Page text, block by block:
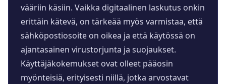
vääriin käsiin. Vaikka digitaalinen laskutus onkin
erittäin kätevä, on tärkeää myös varmistaa, että
sähköpostiosoite on oikea ja että käytössä on
ajantasainen virustorjunta ja suojaukset.
Käyttäjäkokemukset ovat olleet pääosin
myönteisiä, erityisesti niillä, jotka arvostavat